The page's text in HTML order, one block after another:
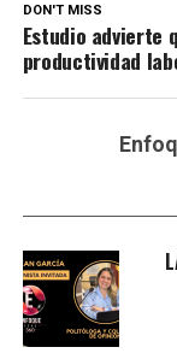
DON'T MISS
Estudio advierte
productividad